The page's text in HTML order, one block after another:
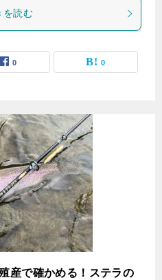
を読む
0 0
産で確かめる！ステラの